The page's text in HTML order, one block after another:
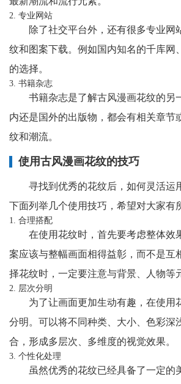
2. 专业网站
除了社交平台外，还有很多专业网
纹和图案下载。例如国内知名的千库网
的选择。
3. 书籍杂志
书籍杂志是了解古风漫画花纹的另
内还是国外的出版物，都会有相关章节
纹和潮流。
使用古风漫画花纹的技巧
寻找到优秀的花纹后，如何灵活运
下面列举几个使用技巧，希望对大家有
1. 合理搭配
在使用花纹时，首先要考虑整体效
案应该与整幅画面相得益彰，而不是互
择花纹时，一定要注意与背景、人物等
2. 层次分明
为了让画面更加生动有趣，在使用
分明。可以将不同种类、大小、色彩深
合，形成多层次、多维度的视觉效果。
3. 个性化处理
虽然优秀的花纹已经具备了一定的